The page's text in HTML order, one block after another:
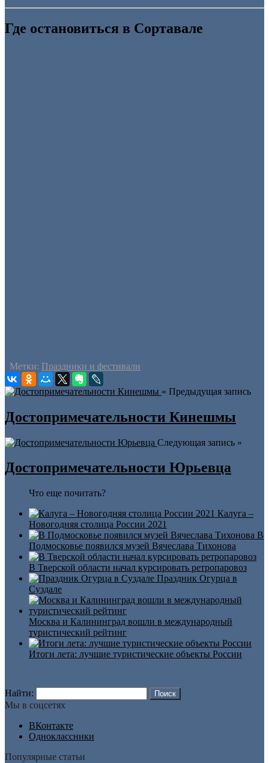
Где остановиться в Сортавале
Метки: Праздники и фестивали
« Предыдущая запись
Достопримечательности Кинешмы
Следующая запись »
Достопримечательности Юрьевца
Что еще почитать?
Калуга –
Новогодняя столица России 2021
В
Подмосковье появился музей Вячеслава Тихонова
В Тверской области начал курсировать ретропаровоз
Праздник Огурца в
Суздале
Москва и Калининград вошли в международный
туристический рейтинг
Итоги лета: лучшие туристические объекты России
Найти:
Мы в соцсетях
ВКонтакте
Одноклассники
Популярные статьи